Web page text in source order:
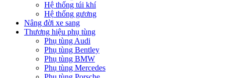
Hệ thống túi khí
Hệ thống gương
Nâng đời xe sang
Thương hiệu phụ tùng
Phụ tùng Audi
Phụ tùng Bentley
Phụ tùng BMW
Phụ tùng Mercedes